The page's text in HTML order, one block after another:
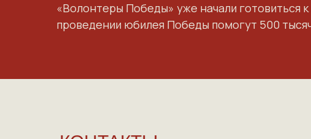
«Волонтеры Победы» уже начали готовиться
проведении юбилея Победы помогут 500